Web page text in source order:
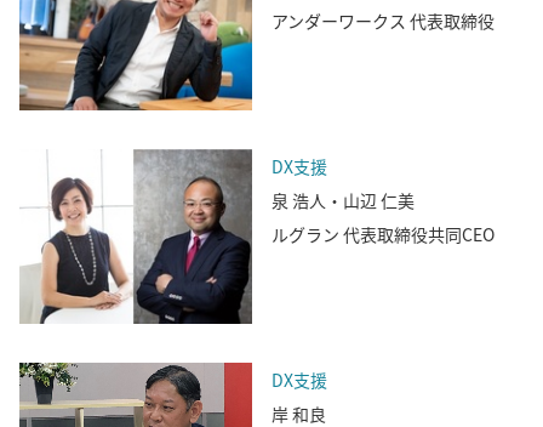
アンダーワークス 代表取締役
DX支援
泉 浩人・山辺 仁美
ルグラン 代表取締役共同CEO
DX支援
岸 和良